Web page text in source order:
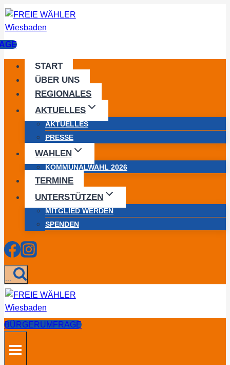
Zum
Inhalt
START
ÜBER UNS
REGIONALES
AKTUELLES
AKTUELLES
PRESSE
WAHLEN
KOMMUNALWAHL 2026
TERMINE
UNTERSTÜTZEN
MITGLIED WERDEN
SPENDEN
...
BÜRGERUMFRAGE